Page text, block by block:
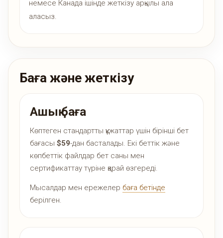
немесе Канада ішінде жеткізу арқылы ала
аласыз.
Баға және жеткізу
Ашық баға
Көптеген стандартты құжаттар үшін бірінші бет
бағасы $59-дан басталады. Екі беттік және
көпбеттік файлдар бет саны мен
сертификаттау түріне қарай өзгереді.
Мысалдар мен ережелер баға бетінде
берілген.